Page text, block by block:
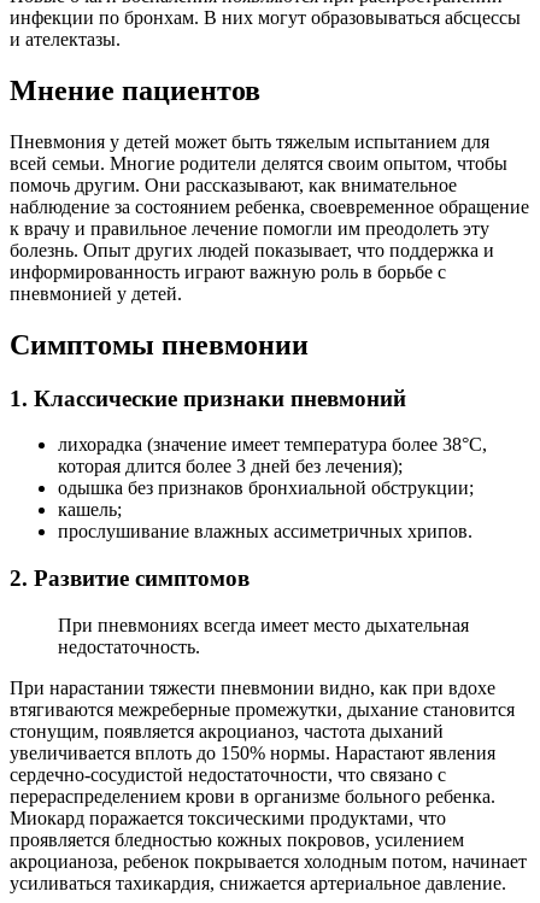
инфекции по бронхам. В них могут образовываться абсцессы
и ателектазы.
Мнение пациентов
Пневмония у детей может быть тяжелым испытанием для
всей семьи. Многие родители делятся своим опытом, чтобы
помочь другим. Они рассказывают, как внимательное
наблюдение за состоянием ребенка, своевременное обращение
к врачу и правильное лечение помогли им преодолеть эту
болезнь. Опыт других людей показывает, что поддержка и
информированность играют важную роль в борьбе с
пневмонией у детей.
Симптомы пневмонии
1. Классические признаки пневмоний
лихорадка (значение имеет температура более 38°C,
которая длится более 3 дней без лечения);
одышка без признаков бронхиальной обструкции;
кашель;
прослушивание влажных ассиметричных хрипов.
2. Развитие симптомов
При пневмониях всегда имеет место дыхательная
недостаточность.
При нарастании тяжести пневмонии видно, как при вдохе
втягиваются межреберные промежутки, дыхание становится
стонущим, появляется акроцианоз, частота дыханий
увеличивается вплоть до 150% нормы. Нарастают явления
сердечно-сосудистой недостаточности, что связано с
перераспределением крови в организме больного ребенка.
Миокард поражается токсическими продуктами, что
проявляется бледностью кожных покровов, усилением
акроцианоза, ребенок покрывается холодным потом, начинает
усиливаться тахикардия, снижается артериальное давление.